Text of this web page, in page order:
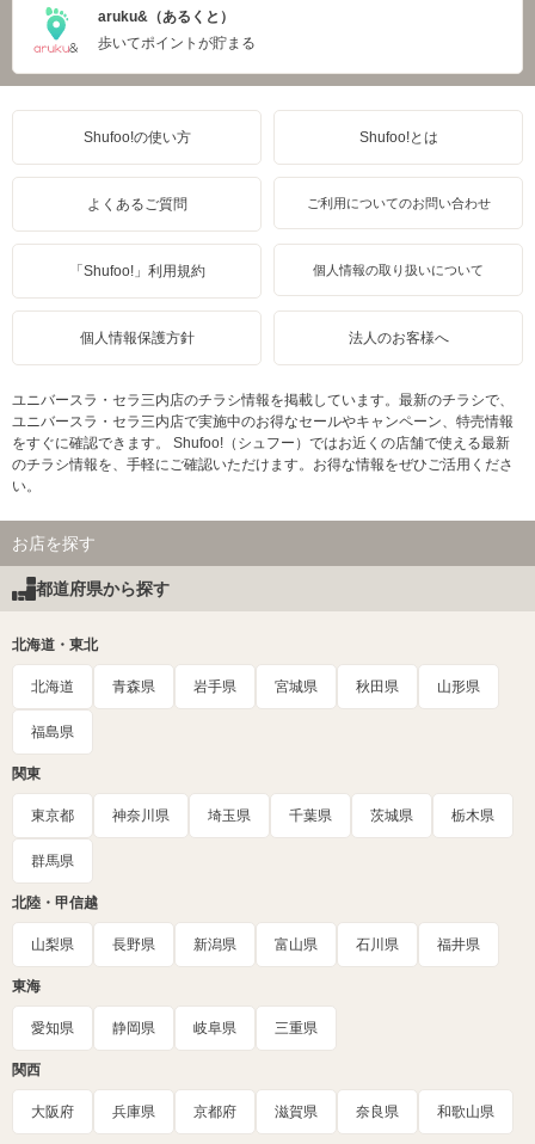
aruku&（あるくと）
歩いてポイントが貯まる
Shufoo!の使い方 Shufoo!とは
よくあるご質問 ご利用についてのお問い合わせ
「Shufoo!」利用規約 個人情報の取り扱いについて
個人情報保護方針 法人のお客様へ
ユニバースラ・セラ三内店のチラシ情報を掲載しています。最新のチラシで、
ユニバースラ・セラ三内店で実施中のお得なセールやキャンペーン、特売情報
をすぐに確認できます。 Shufoo!（シュフー）ではお近くの店舗で使える最新
のチラシ情報を、手軽にご確認いただけます。お得な情報をぜひご活用くださ
い。
お店を探す
都道府県から探す
北海道・東北
北海道 青森県 岩手県 宮城県 秋田県 山形県
福島県
関東
東京都 神奈川県 埼玉県 千葉県 茨城県 栃木県
群馬県
北陸・甲信越
山梨県 長野県 新潟県 富山県 石川県 福井県
東海
愛知県 静岡県 岐阜県 三重県
関西
大阪府 兵庫県 京都府 滋賀県 奈良県 和歌山県